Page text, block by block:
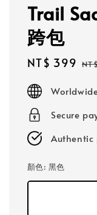
Trail
跨包
Sale
NT$ 399
Secure
Authentic
顏色: 黑色